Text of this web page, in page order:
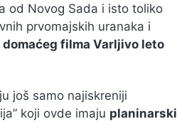
od Novog Sada i isto toliko
prvomajskih uranaka i
filma Varljivo leto
još samo najiskreniji
koji ovde imaju planinarski